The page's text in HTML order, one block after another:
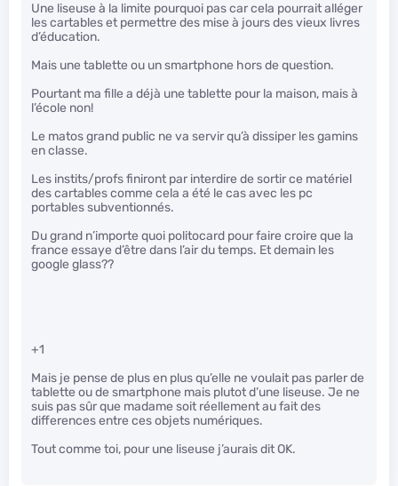
Une liseuse à la limite pourquoi pas car cela pourrait alléger
les cartables et permettre des mise à jours des vieux livres
d’éducation.
Mais une tablette ou un smartphone hors de question.
Pourtant ma fille a déjà une tablette pour la maison, mais à
l’école non!
Le matos grand public ne va servir qu’à dissiper les gamins
en classe.
Les instits/profs finiront par interdire de sortir ce matériel
des cartables comme cela a été le cas avec les pc
portables subventionnés.
Du grand n’importe quoi politocard pour faire croire que la
france essaye d’être dans l’air du temps. Et demain les
google glass??
+1
Mais je pense de plus en plus qu’elle ne voulait pas parler de
tablette ou de smartphone mais plutot d’une liseuse. Je ne
suis pas sûr que madame soit réellement au fait des
differences entre ces objets numériques.
Tout comme toi, pour une liseuse j’aurais dit OK.